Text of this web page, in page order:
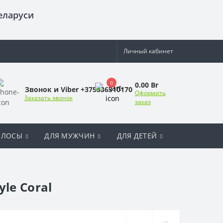
Личный кабинет
Звонок и Viber +375336310170
Заказать звонок
0 0.00 Br
Оформить
заказ
ДЛЯ МУЖЧИН ДЛЯ ДЕТЕЙ
Coral